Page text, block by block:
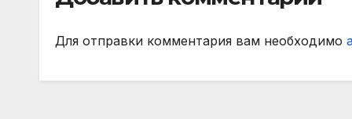
Для отправки комментария вам необходимо